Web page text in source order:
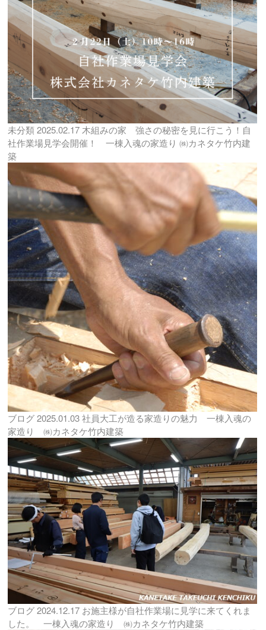
未分類2025.02.17 木組みの家 強さの秘密を見に行こう！自
社作業場見学会開催！ 一棟入魂の家造り ㈱カネタケ竹内建
築
ブログ2025.01.03 社員大工が造る家造りの魅力 一棟入魂の
家造り ㈱カネタケ竹内建築
ブログ2024.12.17 お施主様が自社作業場に見学に来てくれま
した。 一棟入魂の家造り ㈱カネタケ竹内建築